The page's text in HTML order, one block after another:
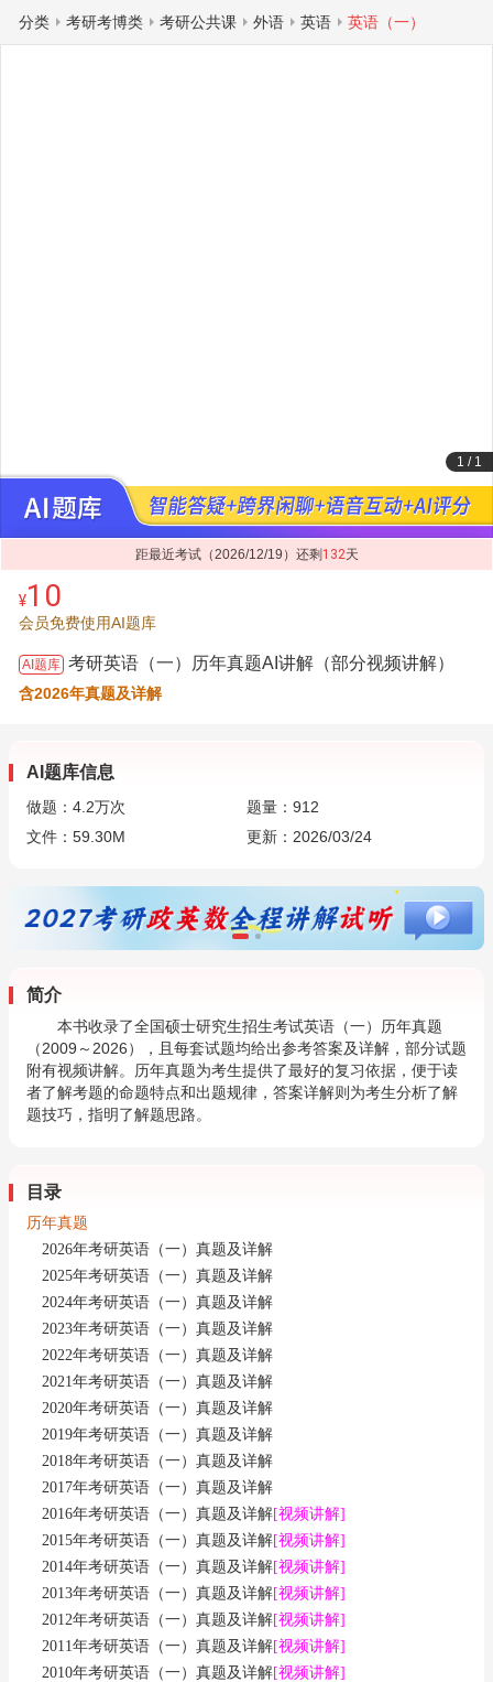
分类 考研考博类 考研公共课 外语 英语 英语（一）
1 / 1
距最近考试（2026/12/19）还剩 132天
¥10
会员免费使用AI题库
AI题库 考研英语（一）历年真题AI讲解（部分视频讲解）
含2026年真题及详解
AI题库信息
做题： 4.2万次
题量：912
文件：59.30M
更新：2026/03/24
简介
本书收录了全国硕士研究生招生考试英语（一）历年真题
（2009～2026），且每套试题均给出参考答案及详解，部分试题
附有视频讲解。历年真题为考生提供了最好的复习依据，便于读
者了解考题的命题特点和出题规律，答案详解则为考生分析了解
题技巧，指明了解题思路。
目录
历年真题
2026年考研英语（一）真题及详解
2025年考研英语（一）真题及详解
2024年考研英语（一）真题及详解
2023年考研英语（一）真题及详解
2022年考研英语（一）真题及详解
2021年考研英语（一）真题及详解
2020年考研英语（一）真题及详解
2019年考研英语（一）真题及详解
2018年考研英语（一）真题及详解
2017年考研英语（一）真题及详解
2016年考研英语（一）真题及详解[视频讲解]
2015年考研英语（一）真题及详解[视频讲解]
2014年考研英语（一）真题及详解[视频讲解]
2013年考研英语（一）真题及详解[视频讲解]
2012年考研英语（一）真题及详解[视频讲解]
2011年考研英语（一）真题及详解[视频讲解]
2010年考研英语（一）真题及详解[视频讲解]